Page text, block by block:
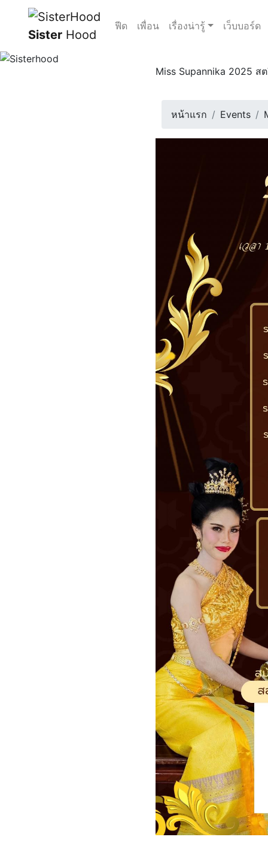
Sister Hood
ฟีด เพื่อน เรื่องน่ารู้ เว็บบอร์ด
Miss Supannika 2025 ส
หน้าแรก
Events